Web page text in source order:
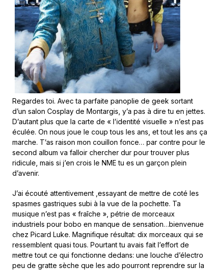
Regardes toi. Avec ta parfaite panoplie de geek sortant
d’un salon Cosplay de Montargis, y’a pas à dire tu en jettes.
D’autant plus que la carte de « l’identité visuelle » n’est pas
éculée. On nous joue le coup tous les ans, et tout les ans ça
marche. T’as raison mon couillon fonce… par contre pour le
second album va falloir chercher dur pour trouver plus
ridicule, mais si j’en crois le NME tu es un garçon plein
d’avenir.
J’ai écouté attentivement ,essayant de mettre de coté les
spasmes gastriques subi à la vue de la pochette. Ta
musique n’est pas « fraîche », pétrie de morceaux
industriels pour bobo en manque de sensation…bienvenue
chez Picard Luke. Magnifique résultat: dix morceaux qui se
ressemblent quasi tous. Pourtant tu avais fait l’effort de
mettre tout ce qui fonctionne dedans: une louche d’électro
peu de gratte sèche que les ado pourront reprendre sur la